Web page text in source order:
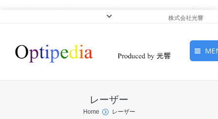
株式会社光響
レーザー
Home レーザー